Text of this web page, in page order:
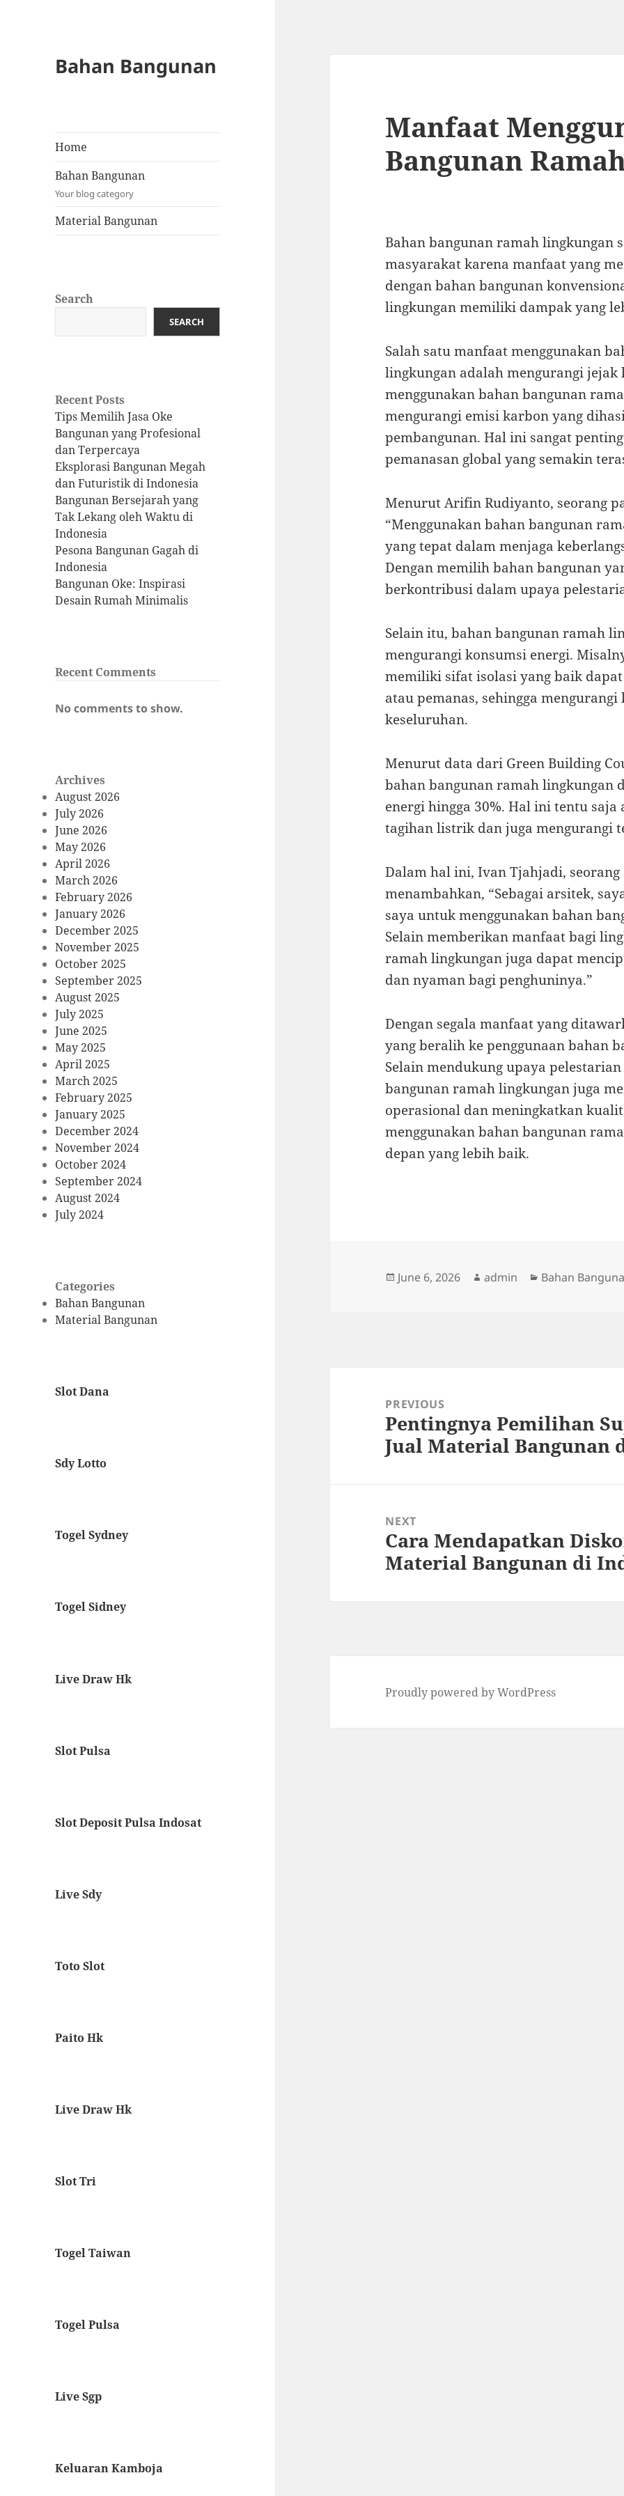
Bahan Bangunan
Home
Bahan Bangunan
Your blog category
Material Bangunan
Search
SEARCH
Recent Posts
Tips Memilih Jasa Oke
Bangunan yang Profesional
dan Terpercaya
Eksplorasi Bangunan Megah
dan Futuristik di Indonesia
Bangunan Bersejarah yang
Tak Lekang oleh Waktu di
Indonesia
Pesona Bangunan Gagah di
Indonesia
Bangunan Oke: Inspirasi
Desain Rumah Minimalis
Recent Comments
No comments to show.
Archives
August 2026
July 2026
June 2026
May 2026
April 2026
March 2026
February 2026
January 2026
December 2025
November 2025
October 2025
September 2025
August 2025
July 2025
June 2025
May 2025
April 2025
March 2025
February 2025
January 2025
December 2024
November 2024
October 2024
September 2024
August 2024
July 2024
Categories
Bahan Bangunan
Material Bangunan
Slot Dana
Sdy Lotto
Togel Sydney
Togel Sidney
Live Draw Hk
Slot Pulsa
Slot Deposit Pulsa Indosat
Live Sdy
Toto Slot
Paito Hk
Live Draw Hk
Slot Tri
Togel Taiwan
Togel Pulsa
Live Sgp
Keluaran Kamboja
Manfaat
Bangunan
Bahan bangunan ramah lingkungan
masyarakat karena manfaat yang
dengan bahan bangunan
lingkungan memiliki dampak yang
Salah satu manfaat menggunakan
lingkungan adalah mengurangi
menggunakan bahan bangunan
mengurangi emisi karbon yang
pembangunan. Hal ini sangat
pemanasan global yang semakin
Menurut Arifin Rudiyanto, seorang
“Menggunakan bahan bangunan
yang tepat dalam menjaga
Dengan memilih bahan bangunan
berkontribusi dalam upaya
Selain itu, bahan bangunan ramah
mengurangi konsumsi energi.
memiliki sifat isolasi yang baik
atau pemanas, sehingga
keseluruhan.
Menurut data dari Green Building
bahan bangunan ramah lingkungan
energi hingga 30%. Hal ini tentu
tagihan listrik dan juga mengurangi
Dalam hal ini, Ivan Tjahjadi,
menambahkan, “Sebagai arsitek,
saya untuk menggunakan bahan
Selain memberikan manfaat bagi
ramah lingkungan juga dapat
dan nyaman bagi penghuninya.”
Dengan segala manfaat yang
yang beralih ke penggunaan bahan
Selain mendukung upaya
bangunan ramah lingkungan juga
operasional dan meningkatkan
menggunakan bahan bangunan
depan yang lebih baik.
Posted
June 6, 2026 Author
admin Categories
Bahan
navigationPREVIOUS
Previous
post:
Pentingnya Pemilihan
Jual Material Bangunan
NEXT
Next
post:
Cara Mendapatkan
Material Bangunan di
Proudly powered by WordPress